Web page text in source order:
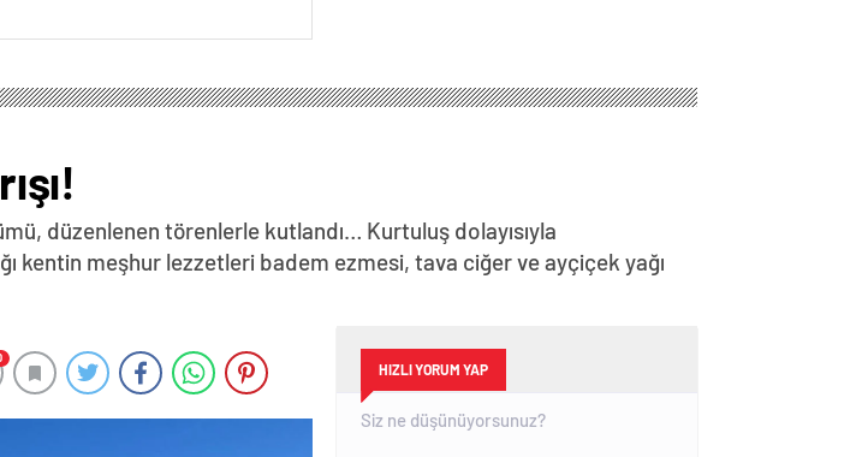
düzenlenen törenlerle kutlandı… Kurtuluş dolayısıyla
kentin meşhur lezzetleri badem ezmesi, tava ciğer ve ayçiçek yağı
HIZLI YORUM YAP